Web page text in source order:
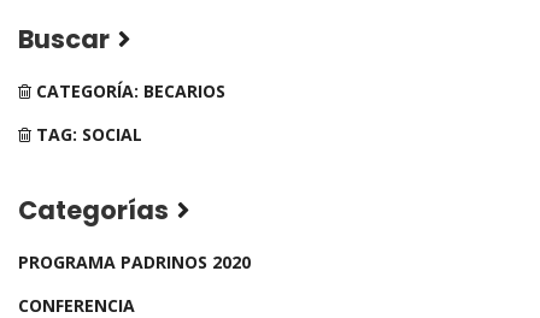
Buscar
CATEGORÍA: BECARIOS
TAG: SOCIAL
Categorías
PROGRAMA PADRINOS 2020
CONFERENCIA